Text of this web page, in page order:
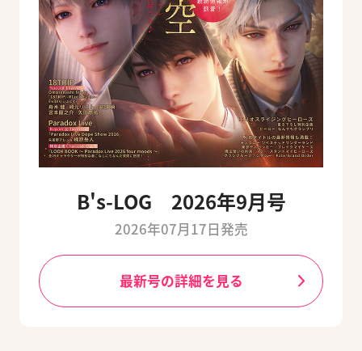
B's-LOG 2026年9月号
2026年07月17日発売
最新号の詳細を見る